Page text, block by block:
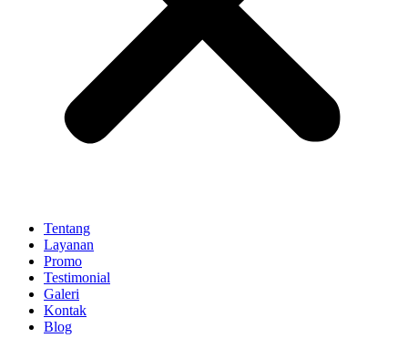
Tentang
Layanan
Promo
Testimonial
Galeri
Kontak
Blog